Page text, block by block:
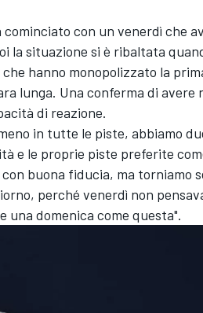
con un venerdì che
la situazione si è ribaltata
hanno monopolizzato la
lunga. Una conferma di avere
di reazione.
in tutte le piste, abbiamo
e le proprie piste preferite
buona fiducia, ma torniamo
perché venerdì non
una domenica come questa".